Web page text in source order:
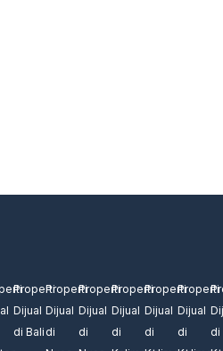
Properti
Dijual
di Bali
Properti
Dijual
di
Properti
Dijual
di
Properti
Dijual
di
Properti
Dijual
di
Properti
Dijual
di
di